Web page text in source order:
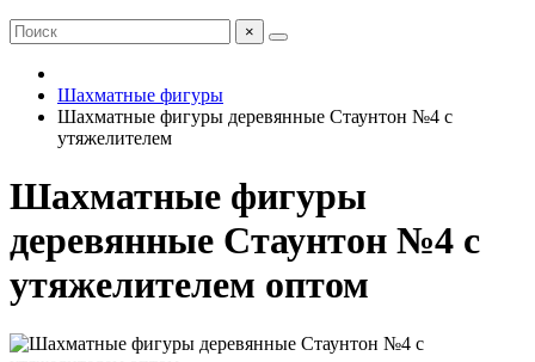
×
Шахматные фигуры
Шахматные фигуры деревянные Стаунтон №4 с
утяжелителем
Шахматные фигуры
деревянные Стаунтон №4 с
утяжелителем оптом